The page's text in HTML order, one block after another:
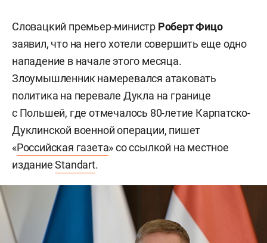
Словацкий премьер-министр Роберт Фицо
заявил, что на него хотели совершить еще одно
нападение в начале этого месяца.
Злоумышленник намеревался атаковать
политика на перевале Дукла на границе
с Польшей, где отмечалось 80-летие Карпатско-
Дуклинской военной операции, пишет
«Российская газета» со ссылкой на местное
изданиеStandart.